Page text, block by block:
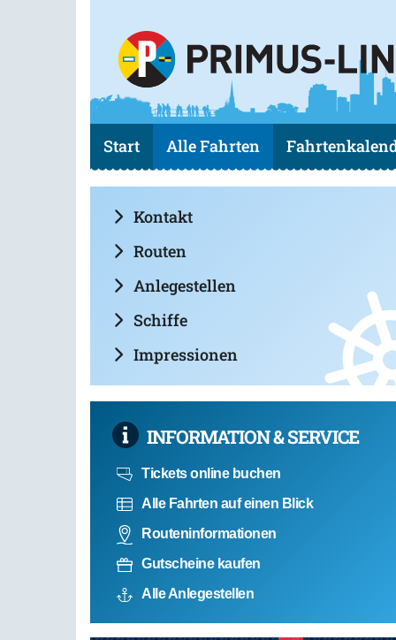
Start Alle Fahrten
Kontakt
Routen
Anlegestellen
Schiffe
Impressionen
INFORMATION & SERVICE
Tickets online buchen
Alle Fahrten auf einen Blick
Routeninformationen
Gutscheine kaufen
Alle Anlegestellen